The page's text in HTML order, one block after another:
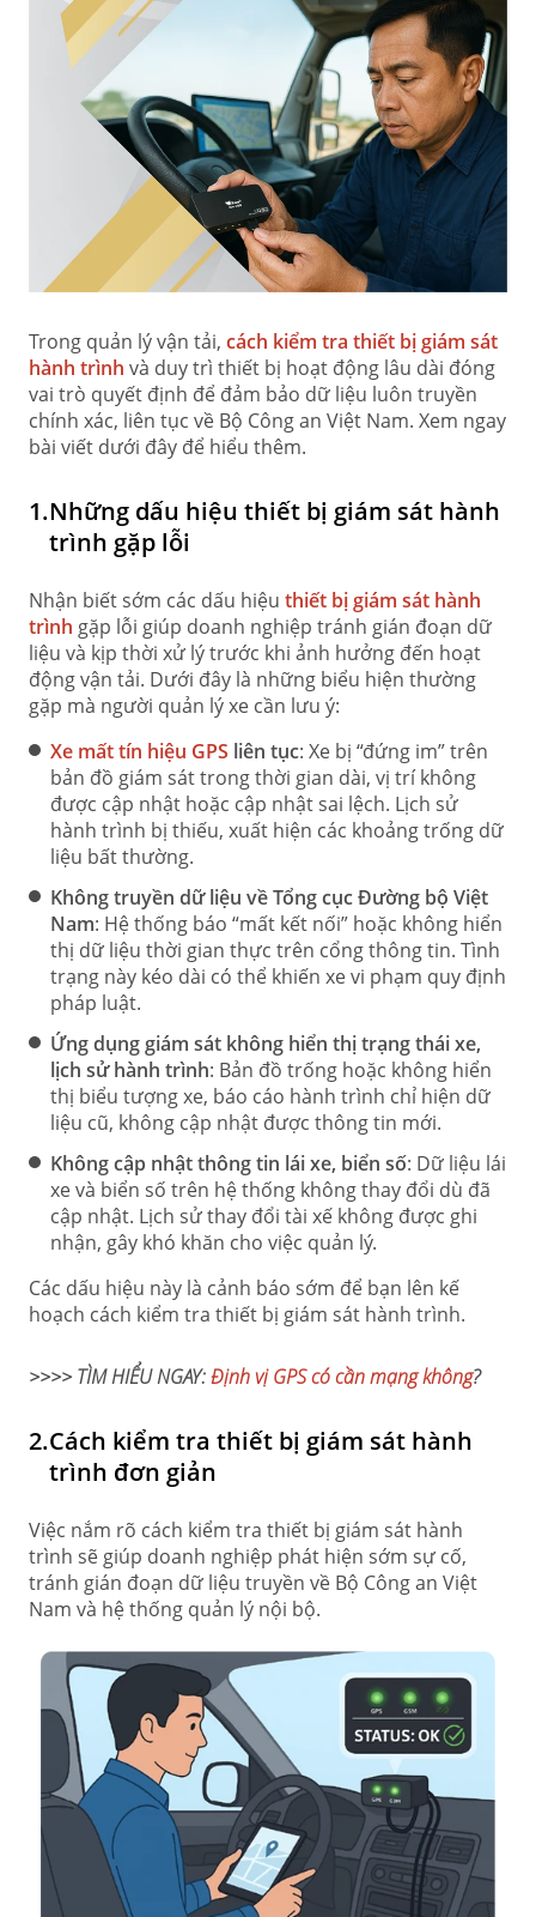
Trong quản lý vận tải, cách kiểm tra thiết bị giám sát
hành trình và duy trì thiết bị hoạt động lâu dài đóng
vai trò quyết định để đảm bảo dữ liệu luôn truyền
chính xác, liên tục về Bộ Công an Việt Nam. Xem ngay
bài viết dưới đây để hiểu thêm.
1.Những dấu hiệu thiết bị giám sát hành
trình gặp lỗi
Nhận biết sớm các dấu hiệu thiết bị giám sát hành
trình gặp lỗi giúp doanh nghiệp tránh gián đoạn dữ
liệu và kịp thời xử lý trước khi ảnh hưởng đến hoạt
động vận tải. Dưới đây là những biểu hiện thường
gặp mà người quản lý xe cần lưu ý:
Xe mất tín hiệu GPS liên tục: Xe bị “đứng im” trên
bản đồ giám sát trong thời gian dài, vị trí không
được cập nhật hoặc cập nhật sai lệch. Lịch sử
hành trình bị thiếu, xuất hiện các khoảng trống dữ
liệu bất thường.
Không truyền dữ liệu về Tổng cục Đường bộ Việt
Nam: Hệ thống báo “mất kết nối” hoặc không hiển
thị dữ liệu thời gian thực trên cổng thông tin. Tình
trạng này kéo dài có thể khiến xe vi phạm quy định
pháp luật.
Ứng dụng giám sát không hiển thị trạng thái xe,
lịch sử hành trình: Bản đồ trống hoặc không hiển
thị biểu tượng xe, báo cáo hành trình chỉ hiện dữ
liệu cũ, không cập nhật được thông tin mới.
Không cập nhật thông tin lái xe, biển số: Dữ liệu lái
xe và biển số trên hệ thống không thay đổi dù đã
cập nhật. Lịch sử thay đổi tài xế không được ghi
nhận, gây khó khăn cho việc quản lý.
Các dấu hiệu này là cảnh báo sớm để bạn lên kế
hoạch cách kiểm tra thiết bị giám sát hành trình.
>>>> TÌM HIỂU NGAY:Định vị GPS có cần mạng không?
2.Cách kiểm tra thiết bị giám sát hành
trình đơn giản
Việc nắm rõ cách kiểm tra thiết bị giám sát hành
trình sẽ giúp doanh nghiệp phát hiện sớm sự cố,
tránh gián đoạn dữ liệu truyền về Bộ Công an Việt
Nam và hệ thống quản lý nội bộ.